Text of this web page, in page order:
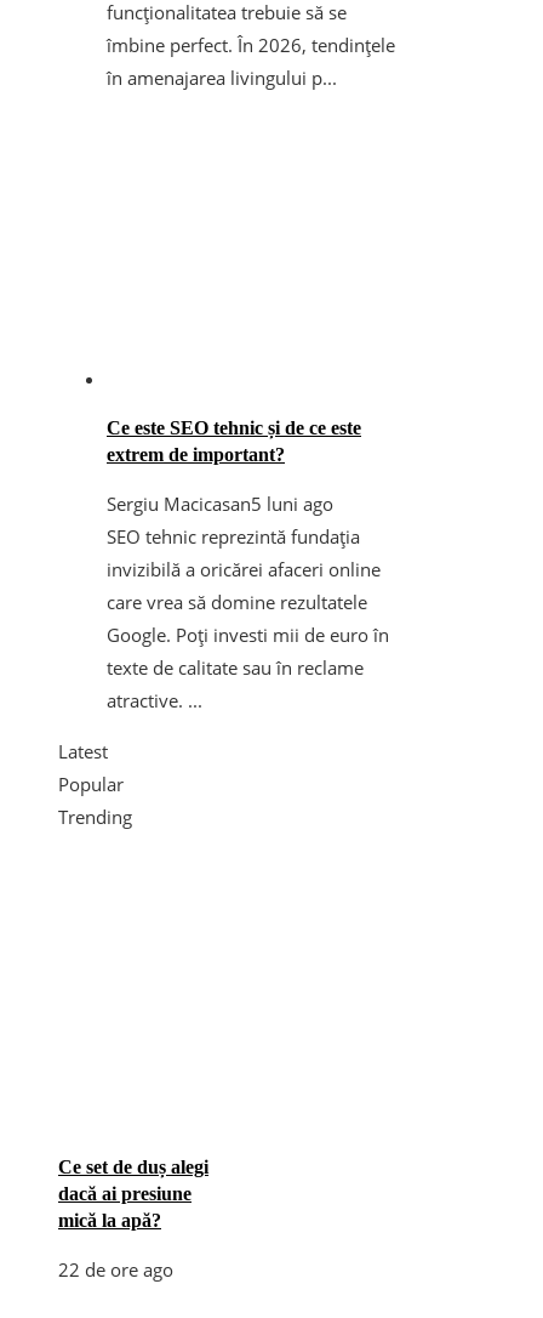
funcționalitatea trebuie să se
îmbine perfect. În 2026, tendințele
în amenajarea livingului p...
Ce este SEO tehnic și de ce este
extrem de important?
Sergiu Macicasan5 luni ago
SEO tehnic reprezintă fundația
invizibilă a oricărei afaceri online
care vrea să domine rezultatele
Google. Poți investi mii de euro în
texte de calitate sau în reclame
atractive. ...
Latest
Popular
Trending
Ce set de duș alegi
dacă ai presiune
mică la apă?
22 de ore ago